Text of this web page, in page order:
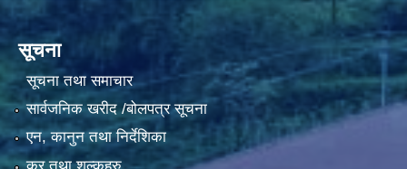
सूचना
सूचना तथा समाचार
सार्वजनिक खरीद /बोलपत्र सूचना
एन, कानुन तथा निर्देशिका